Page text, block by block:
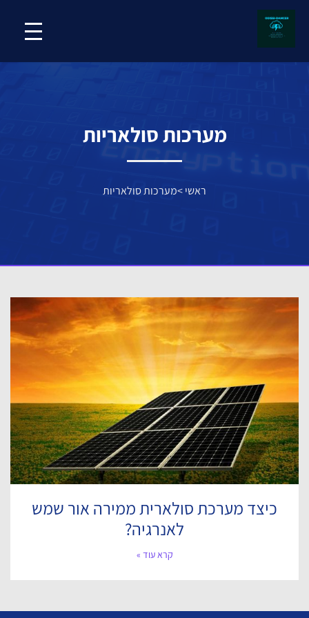
מערכות סולאריות
ראשי>מערכות סולאריות
כיצד מערכת סולארית ממירה אור שמש
לאנרגיה?
קרא עוד »